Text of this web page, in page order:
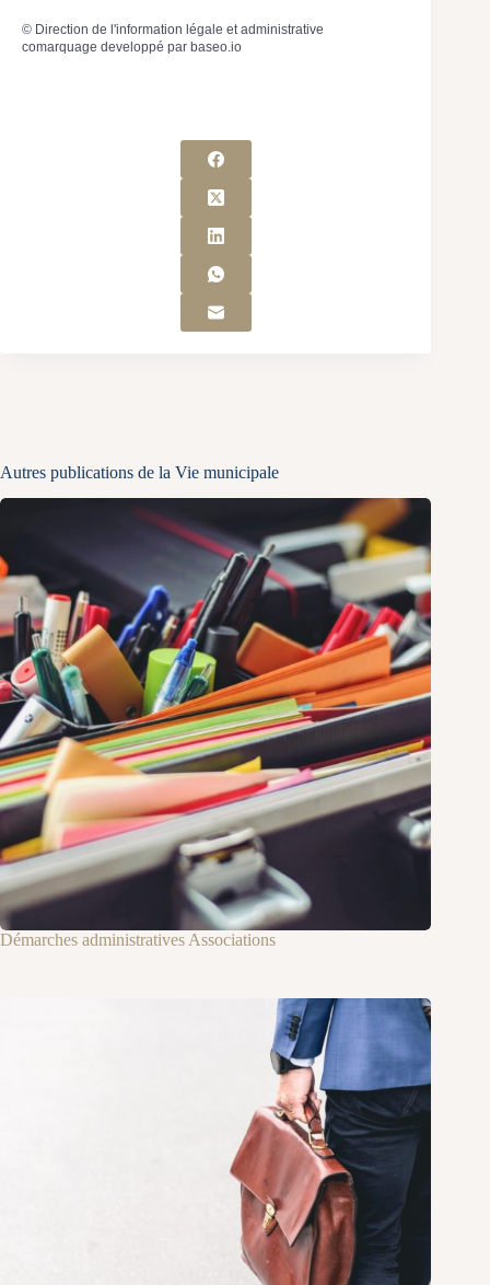
© Direction de l'information légale et administrative
comarquage developpé par baseo.io
Autres publications de la Vie municipale
Démarches administratives Associations